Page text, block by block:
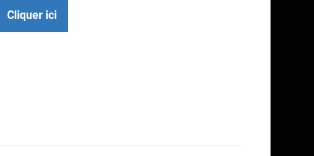
Cliquer ici